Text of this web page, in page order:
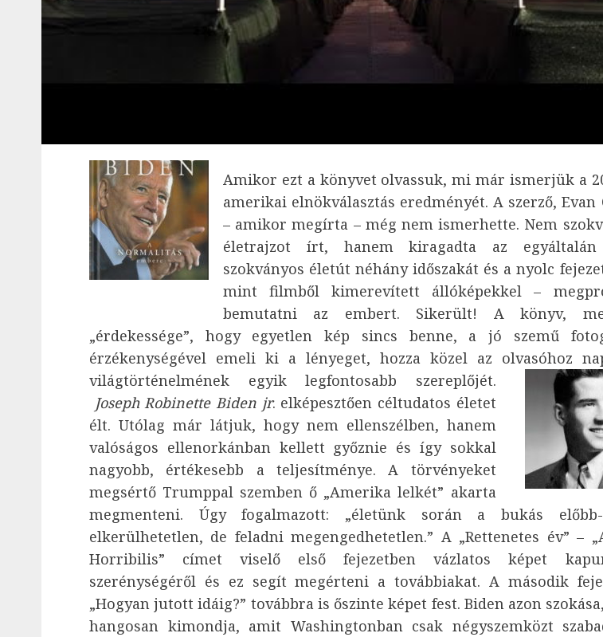
Amikor ezt a könyvet olvassuk, mi már ismerjük a
amerikai elnökválasztás eredményét. A szerző, Evan
– amikor megírta – még nem ismerhette. Nem
életrajzot írt, hanem kiragadta az
szokványos életút néhány időszakát és a nyolc
mint filmből kimerevített állóképekkel –
bemutatni az embert. Sikerült! A könyv,
„érdekessége”, hogy egyetlen kép sincs benne, a jó szemű
érzékenységével emeli ki a lényeget, hozza közel az olvasóhoz
világtörténelmének egyik legfontosabb szereplőjét.
Joseph Robinette Biden jr. elképesztően céltudatos életet
élt. Utólag már látjuk, hogy nem ellenszélben, hanem
valóságos ellenorkánban kellett győznie és így sokkal
nagyobb, értékesebb a teljesítménye. A törvényeket
megsértő Trumppal szemben ő „Amerika lelkét” akarta
megmenteni. Úgy fogalmazott: „életünk során a bukás előbb-
elkerülhetetlen, de feladni megengedhetetlen.” A „Rettenetes év” –
Horribilis” címet viselő első fejezetben vázlatos képet
szerénységéről és ez segít megérteni a továbbiakat. A második
„Hogyan jutott idáig?” továbbra is őszinte képet fest. Biden azon
hangosan kimondja, amit Washingtonban csak négyszemközt